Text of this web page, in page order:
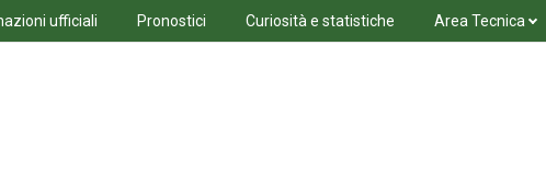
ufficiali Pronostici Curiosità e statistiche Area Tecnica